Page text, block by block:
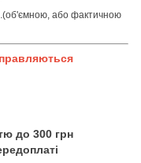
або фактичною
до 300 грн